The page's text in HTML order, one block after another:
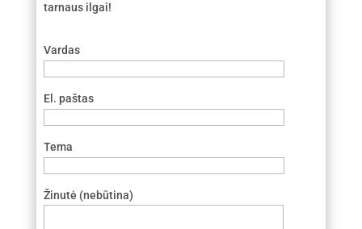
tarnaus ilgai!
Vardas
El. paštas
Tema
Žinutė (nebūtina)